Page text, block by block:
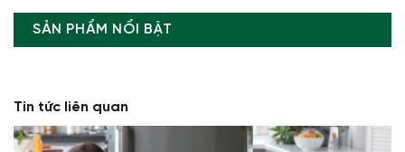
SẢN PHẨM NỔI BẬT
Tin tức liên quan